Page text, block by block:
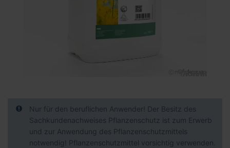
Bildgalerie
springen
Nur für den beruflichen Anwender! Der Besitz des
Sachkundenachweises Pflanzenschutz ist zum Erwerb
und zur Anwendung des Pflanzenschutzmittels
notwendig! Pflanzenschutzmittel vorsichtig verwenden.